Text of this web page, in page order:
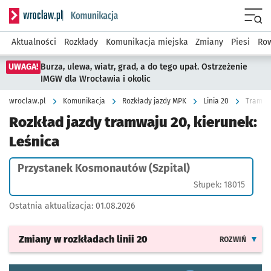
Serwis informacyjny wroclaw.pl podserwis: Komunikacja
Aktualności Rozkłady Komunikacja miejska Zmiany Piesi
UWAGA! Burza, ulewa, wiatr, grad, a do tego upał. Ostrzeżenie
IMGW dla Wrocławia i okolic
wroclaw.pl Komunikacja Rozkłady jazdy MPK Linia 20
Rozkład jazdy tramwaju 20, kierunek:
Leśnica
Przystanek Kosmonautów (Szpital)
Słupek: 18015
Ostatnia aktualizacja: 01.08.2026
Zmiany w rozkładach linii 20 ROZWIŃ